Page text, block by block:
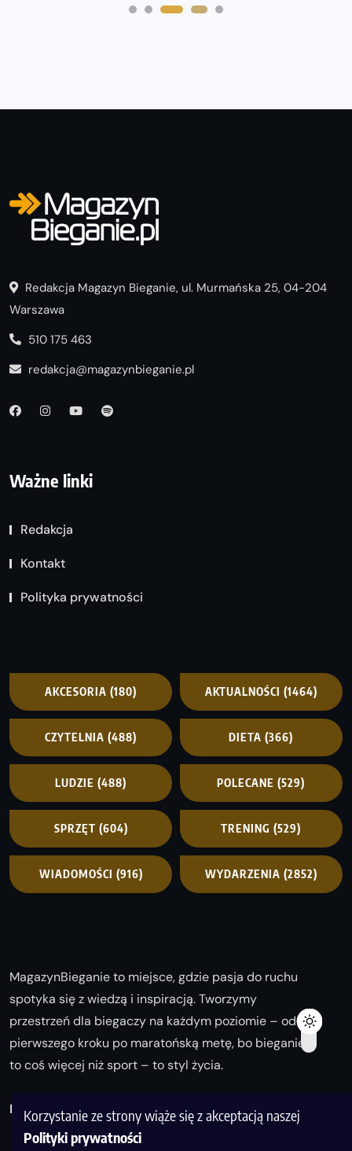
Korzystanie ze strony wiąże się z akceptacją naszej
Polityki prywatności
Redakcja Magazyn Bieganie, ul. Murmańska 25, 04-204
Warszawa
510 175 463
redakcja@magazynbieganie.pl
Ważne linki
Redakcja
Kontakt
Polityka prywatności
AKCESORIA (180) AKTUALNOŚCI (1464)
CZYTELNIA (488) DIETA (366)
LUDZIE (488) POLECANE (529)
SPRZĘT (604) TRENING (529)
WIADOMOŚCI (916) WYDARZENIA (2852)
MagazynBieganie to miejsce, gdzie pasja do ruchu
spotyka się z wiedzą i inspiracją. Tworzymy
przestrzeń dla biegaczy na każdym poziomie – od
pierwszego kroku po maratońską metę, bo bieganie
to coś więcej niż sport – to styl życia.
Biegaj z nami i odkrywaj swoją najlepszą wersję!